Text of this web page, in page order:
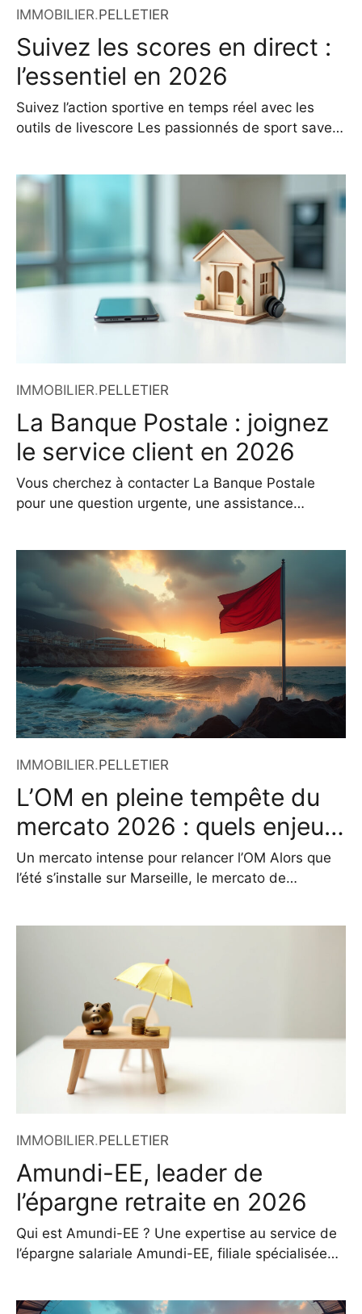
IMMOBILIER.PELLETIER
Suivez les scores en direct :
l’essentiel en 2026
Suivez l’action sportive en temps réel avec les
outils de livescore Les passionnés de sport savent
panier à trois points sous la sirène : ces moments
d’intensité méritent d’être vécus au plus près,
même à distance. C’est
IMMOBILIER.PELLETIER
La Banque Postale : joignez
le service client en 2026
Vous cherchez à contacter La Banque Postale
pour une question urgente, une assistance
de ses 20 millions de clients un éventail complet
de canaux de communication, conçus pour
répondre aux besoins variés des particuliers, des
professionnels et des collectivités.
IMMOBILIER.PELLETIER
L’OM en pleine tempête du
mercato 2026 : quels enjeux
à Marseille ?
Un mercato intense pour relancer l’OM Alors que
l’été s’installe sur Marseille, le mercato de
plan sportif, le club a changé d’entraîneur, misant
sur Bruno Genesio pour redonner du souffle à un
projet en panne d’ambition.
IMMOBILIER.PELLETIER
Amundi-EE, leader de
l’épargne retraite en 2026
Qui est Amundi-EE ? Une expertise au service de
l’épargne salariale Amundi-EE, filiale spécialisée